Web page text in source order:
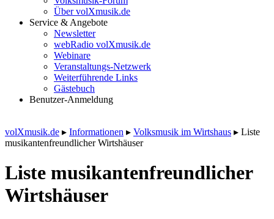
Über volXmusik.de
Service & Angebote
Newsletter
webRadio volXmusik.de
Webinare
Veranstaltungs-Netzwerk
Weiterführende Links
Gästebuch
Benutzer-Anmeldung
volXmusik.de ▸ Informationen ▸ Volksmusik im Wirtshaus ▸ Liste
musikanten­freundlicher Wirtshäuser
Liste musikanten­freundlicher
Wirtshäuser